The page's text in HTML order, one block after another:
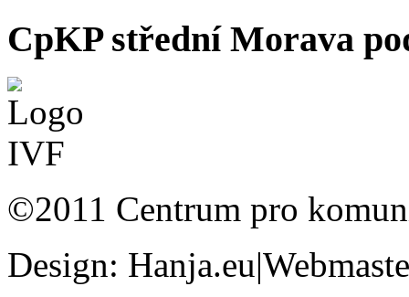
CpKP střední Morava
©2011 Centrum pro
Design: